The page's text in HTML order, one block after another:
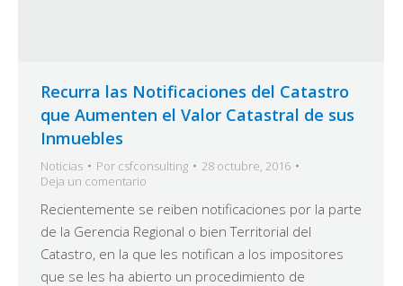
Recurra las Notificaciones del Catastro
que Aumenten el Valor Catastral de sus
Inmuebles
Noticias Por csfconsulting
28 octubre, 2016
Deja un comentario
Recientemente se reiben notificaciones por la parte
de la Gerencia Regional o bien Territorial del
Catastro, en la que les notifican a los impositores
que se les ha abierto un procedimiento de